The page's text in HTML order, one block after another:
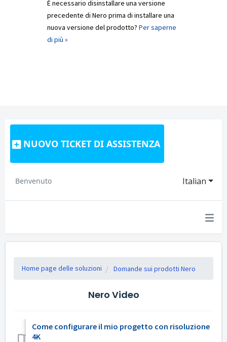
È necessario disinstallare una versione
precedente di Nero prima di installare una
nuova versione del prodotto? Per saperne
di più »
NUOVO TICKET DI ASSISTENZA
Italian
Benvenuto
Home page delle soluzioni Domande sui prodotti Nero
Nero Video
Come configurare il mio progetto con risoluzione
4K